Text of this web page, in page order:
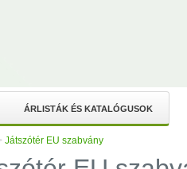
ÁRLISTÁK ÉS KATALÓGUSOK
Játszótér EU szabvány